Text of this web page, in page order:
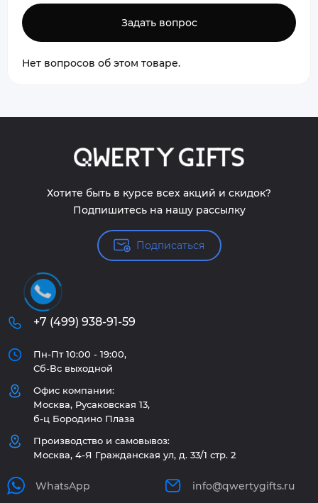
Задать вопрос
Нет вопросов об этом товаре.
Хотите быть в курсе всех акций и скидок?
Подпишитесь на нашу рассылку
Подписаться
+7 (499) 938-91-59
Пн-Пт 10:00 - 19:00,
Сб-Вс выходной
Офис компании:
Москва, Русаковская 13,
б-ц Бородино Плаза
Производство и самовывоз:
Москва, 4-Я Гражданская ул, д. 33/1 стр. 2
WhatsApp info@qwertygifts.ru